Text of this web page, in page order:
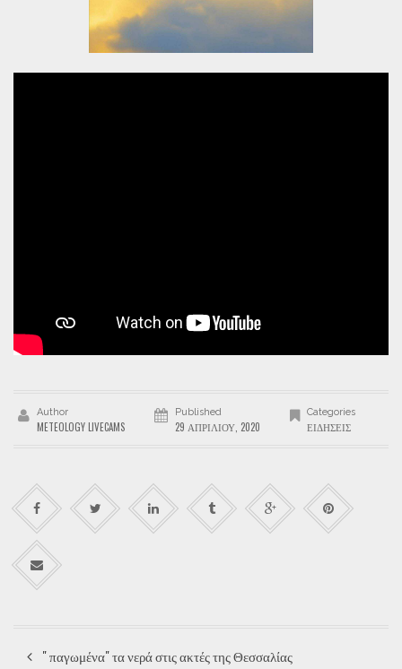
Author
METEOLOGY LIVECAMS
Published
29 ΑΠΡΙΛΊΟΥ, 2020
Categories
ΕΙΔΉΣΕΙΣ
" παγωμένα" τα νερά στις ακτές της Θεσσαλίας